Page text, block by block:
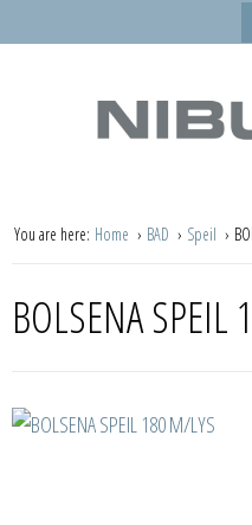
You are here: Home BAD Speil
BOLSENA SPEIL